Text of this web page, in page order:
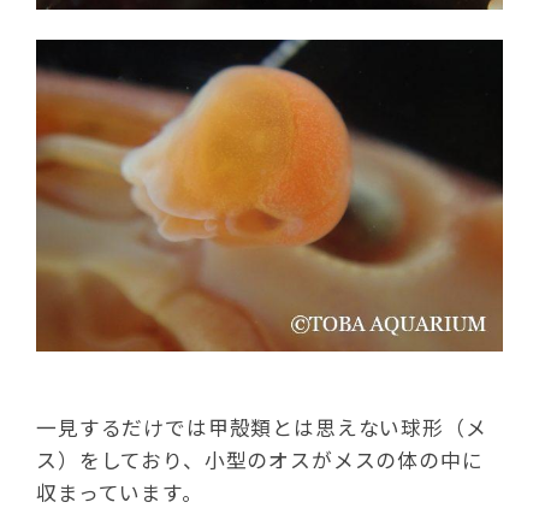
一見するだけでは甲殻類とは思えない球形（メ
ス）をしており、小型のオスがメスの体の中に
収まっています。